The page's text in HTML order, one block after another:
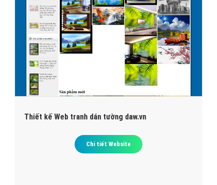
Thiết kế Web tranh dán tường daw.vn
Chi tiết Website